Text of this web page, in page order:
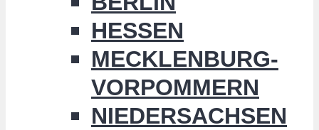
HESSEN
MECKLENBURG-
VORPOMMERN
NIEDERSACHSEN